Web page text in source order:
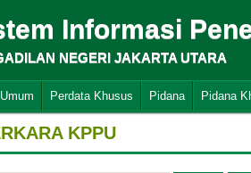
Informasi
NEGERI JAKARTA UTARA
Perdata Khusus Pidana Pidana
KPPU